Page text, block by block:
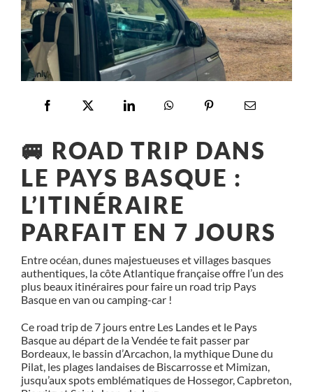
🚐 ROAD TRIP DANS
LE PAYS BASQUE :
L’ITINÉRAIRE
PARFAIT EN 7 JOURS
Entre océan, dunes majestueuses et villages basques
authentiques, la côte Atlantique française offre l’un des
plus beaux itinéraires pour faire un road trip Pays
Basque en van ou camping-car !
Ce road trip de 7 jours entre Les Landes et le Pays
Basque au départ de la Vendée te fait passer par
Bordeaux, le bassin d’Arcachon, la mythique Dune du
Pilat, les plages landaises de Biscarrosse et Mimizan,
jusqu’aux spots emblématiques de Hossegor, Capbreton,